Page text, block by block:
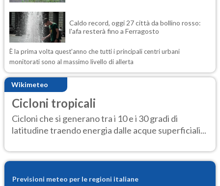
Caldo record, oggi 27 città da bollino rosso:
l'afa resterà fino a Ferragosto
È la prima volta quest'anno che tutti i principali centri urbani
monitorati sono al massimo livello di allerta
Wikimeteo
Cicloni tropicali
Cicloni che si generano tra i 10 e i 30 gradi di
latitudine traendo energia dalle acque superficiali...
Previsioni meteo per le regioni italiane